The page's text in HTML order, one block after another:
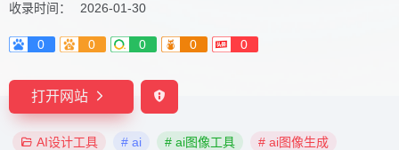
收录时间： 2026-01-30
0 0 0 0 0
打开网站
AI设计工具 # ai # ai图像工具
# ai图像生成